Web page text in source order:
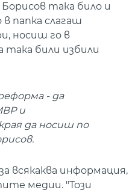
така било и
в папка слагаш
носиш го в
така били избили
- да
и
да носиш по
всякаква информация,
медии. "Този